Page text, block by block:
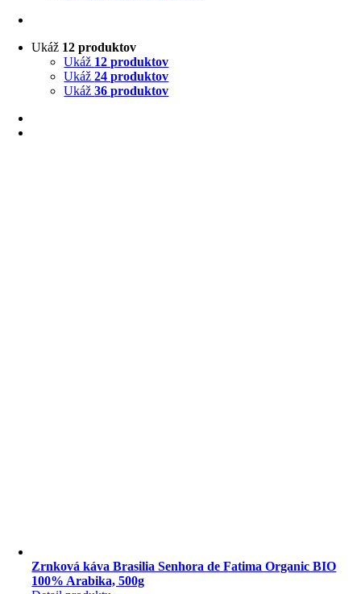
Ukáž 12 produktov
Ukáž 12 produktov
Ukáž24 produktov
Ukáž36 produktov
Zrnková káva Brasilia Senhora de Fatima Organic BIO
100% Arabika, 500g